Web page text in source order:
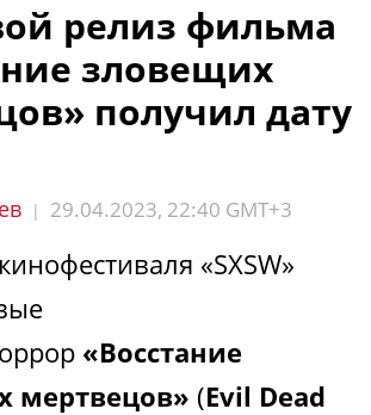
релиз фильма
зловещих
получил дату
| 29.04.2023, 22:40 GMT+3
«SXSW»
«Восстание
мертвецов» (Evil Dead